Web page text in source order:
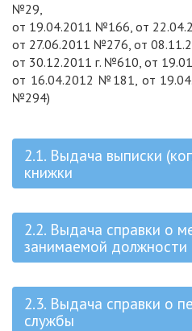
№29,
от 19.04.2011 №166, от
от 27.06.2011 №276, от
от 30.12.2011 г. №610, от
от 16.04.2012 №181, от
№294)
2.1. Выдача выписки
книжки
2.2. Выдача справки о
занимаемой должности
2.3. Выдача справки о
службы